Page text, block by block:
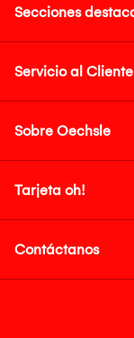
Secciones
Servicio al Cliente
Sobre Oechsle
Tarjeta oh!
Contáctanos